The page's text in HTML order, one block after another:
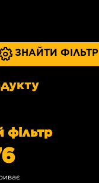
ЗНАЙТИ ФІЛЬТР
фільтр